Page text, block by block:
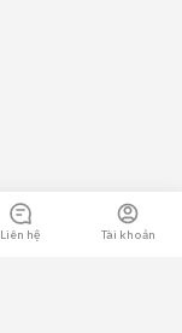
Liên hệ Tài khoản